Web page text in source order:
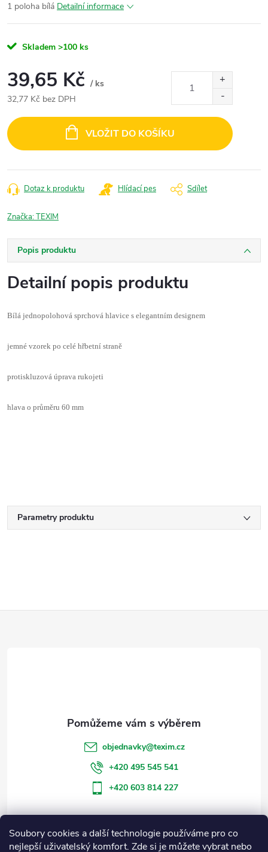
Soubory cookies a další technologie používáme pro co
nejlepší uživatelský komfort. Zde si je můžete vybrat nebo
1 poloha bílá Detailní informace
Skladem >100 ks
39,65 Kč / ks
32,77 Kč bez DPH
cena:
VLOŽIT DO KOŠÍKU
Dotaz k produktu Hlídací pes Sdílet
Značka:TEXIM
Popis produktu
Detailní popis produktu
Bílá jednopolohová sprchová hlavice s elegantním designem
jemné vzorek po celé hřbetní straně
protiskluzová úprava rukojeti
hlava o průměru 60 mm
Parametry produktu
Informace pro vás
objednavky@texim.cz
+420 495 545 541
+420 603 814 227